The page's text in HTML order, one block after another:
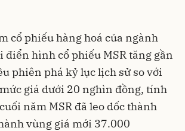
cổ phiếu hàng hoá của ngành
điển hình cổ phiếu MSRtăng gần
phiên phá kỷ lục lịch sử so với
giá dưới 20 nghìn đồng, tính
năm MSR đã leo dốc thành
vùng giá mới 37.000